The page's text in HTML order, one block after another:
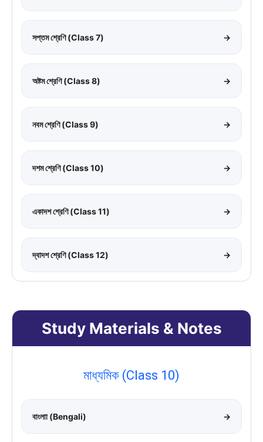
সপ্তম শ্রেণি (Class 7) →
অষ্টম শ্রেণি (Class 8) →
নবম শ্রেণি (Class 9) →
দশম শ্রেণি (Class 10) →
একাদশ শ্রেণি (Class 11) →
দ্বাদশ শ্রেণি (Class 12) →
Study Materials & Notes
মাধ্যমিক (Class 10)
বাংলাা (Bengali) →